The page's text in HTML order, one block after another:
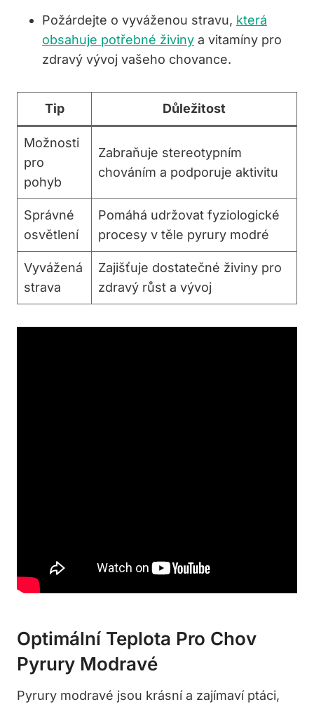
Požárdejte o vyváženou stravu, která
obsahuje potřebné živiny ⁤a vitamíny pro
zdravý vývoj vašeho chovance.
Tip Důležitost
Možnosti
pro
pohyb
Zabraňuje stereotypním
chováním‌ a podporuje⁤ aktivitu
Správné
osvětlení
Pomáhá udržovat‍ fyziologické
‍procesy v těle pyrury modré
Vyvážená
strava
Zajišťuje dostatečné živiny⁢ pro
zdravý⁢ růst a vývoj
Optimální Teplota Pro Chov
Pyrury ⁢modravé
Pyrury modravé jsou krásní a ‌zajímaví ptáci,